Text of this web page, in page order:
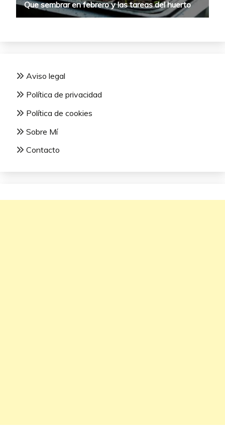
Aviso legal
Política de privacidad
Política de cookies
Sobre Mí
Contacto